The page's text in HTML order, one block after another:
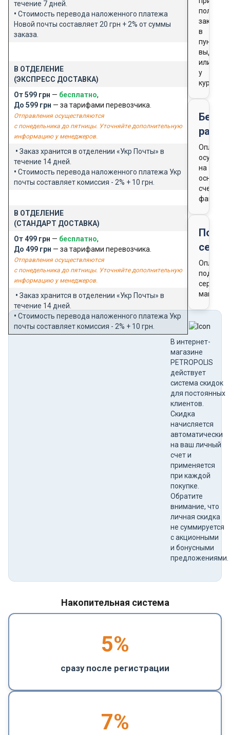
течение 7 дней.
• Стоимость перевода наложенного платежа
Новой почты составляет 20 грн + 2% от суммы
заказа.
В ОТДЕЛЕНИЕ
(ЭКСПРЕСС ДОСТАВКА)
От 599 грн — бесплатно,
До 599 грн — за тарифами перевозчика.
Отправления осуществляются
с понедельника до пятницы. Уточняйте дополнительную
информацию у менеджеров.
• Заказ хранится в отделении «Укр Почты» в
течение 14 дней.
• Стоимость перевода наложенного платежа Укр
почты составляет комиссия - 2% + 10 грн.
В ОТДЕЛЕНИЕ
(СТАНДАРТ ДОСТАВКА)
От 499 грн — бесплатно,
До 499 грн — за тарифами перевозчика.
Отправления осуществляются
с понедельника до пятницы. Уточняйте дополнительную
информацию у менеджеров.
• Заказ хранится в отделении «Укр Почты» в
течение 14 дней.
• Стоимость перевода наложенного платежа Укр
почты составляет комиссия - 2% + 10 грн.
заказа
в
пункте
выдачи
или
у
курьера
Оплата
на
счета-
фактуры
Оплата
В интернет-
магазине
PETROPOLIS
действует
система скидок
для постоянных
клиентов.
Скидка
начисляется
автоматически
на ваш личный
счет и
применяется
при каждой
покупке.
Обратите
внимание, что
личная скидка
не суммируется
с акционными
и бонусными
предложениями.
Накопительная система
5%
сразу после регистрации
7%